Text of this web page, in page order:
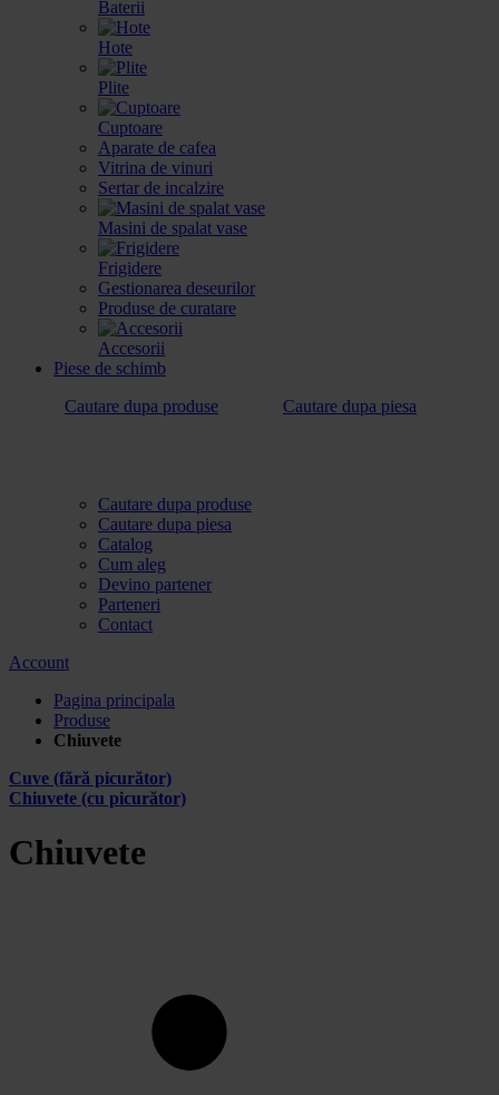
Baterii
Hote
Plite
Cuptoare
Aparate de cafea
Vitrina de vinuri
Sertar de incalzire
Masini de spalat vase
Frigidere
Gestionarea deseurilor
Produse de curatare
Accesorii
Piese de schimb
Cautare dupa produse
Cautare dupa piesa
Cautare dupa produse
Cautare dupa piesa
Catalog
Cum aleg
Devino partener
Parteneri
Contact
Account
Pagina principala
Produse
Chiuvete
Cuve (fără picurător)
Chiuvete (cu picurător)
Chiuvete